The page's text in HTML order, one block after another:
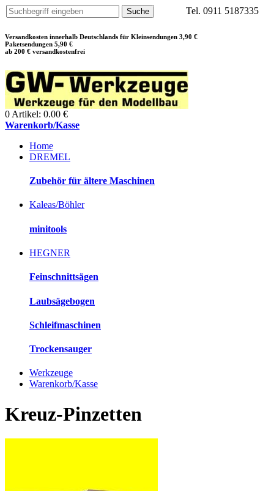
Tel. 0911 5187335
Versandkosten innerhalb Deutschlands für Kleinsendungen 3,90 €
Paketsendungen 5,90 €
ab 200 € versandkostenfrei
0 Artikel: 0.00 €
Warenkorb/Kasse
Home
DREMEL
Zubehör für ältere Maschinen
Kaleas/Böhler
minitools
HEGNER
Feinschnittsägen
Laubsägebogen
Schleifmaschinen
Trockensauger
Werkzeuge
Warenkorb/Kasse
Kreuz-Pinzetten